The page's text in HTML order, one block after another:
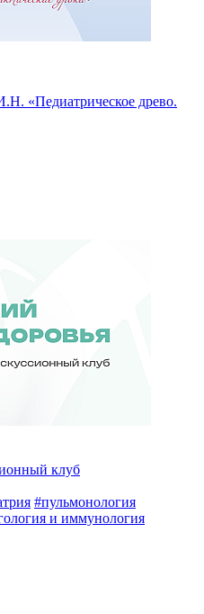
«Педиатрическое древо.
клуб
#пульмонология
и иммунология